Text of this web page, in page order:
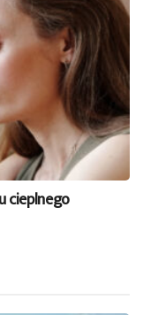
cieplnego